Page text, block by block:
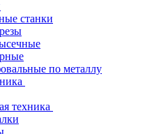
станки
по металлу
техника